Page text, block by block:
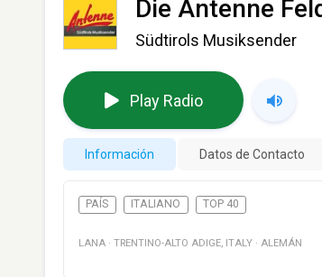
Die Antenne
Südtirols Musiksender
Play Radio
Información Datos de Contacto
PAÍS ITALIANO TOP 40
LANA · TRENTINO-ALTO ADIGE, ITALY · ALEMÁN